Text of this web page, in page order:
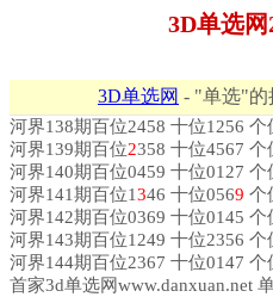
3D单选
3D单选网 - "单选"的
河界138期百位2458 十位1256 个
河界139期百位2358 十位4567
河界140期百位0459 十位0127 个
河界141期百位1346 十位0569 个
河界142期百位0369 十位0145 个
河界143期百位1249 十位2356 个
河界144期百位2367 十位0147 个
首家3d单选网www.danxuan.net